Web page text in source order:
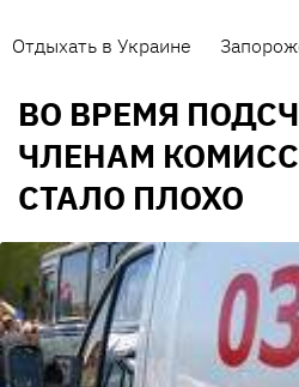
Отдыхать в Украине
ВО ВРЕМЯ
ЧЛЕНАМ
СТАЛО ПЛОХО